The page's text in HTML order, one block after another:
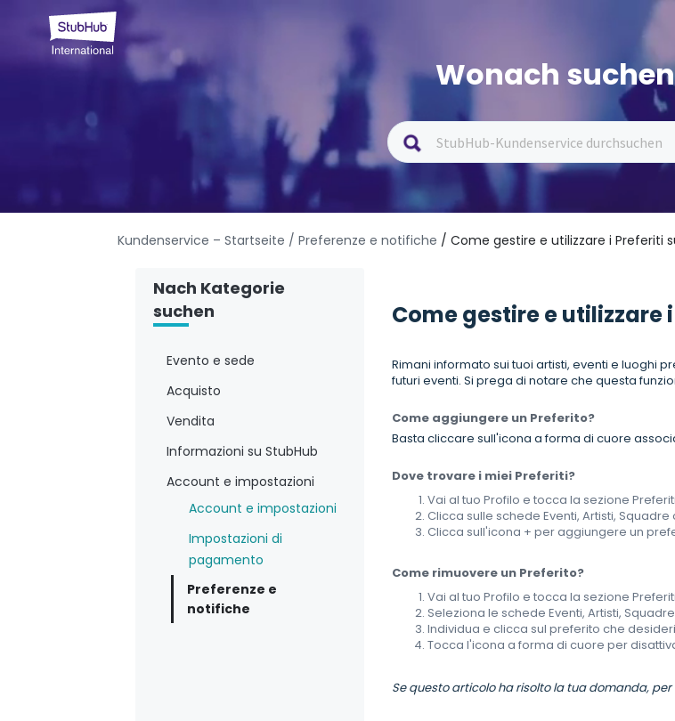
Wonach suchen
Kundenservice – Startseite / Preferenze e notifiche / Come gestire e utilizzare i Preferiti
Nach Kategorie
suchen
Evento e sede
Acquisto
Vendita
Informazioni su StubHub
Account e impostazioni
Account e impostazioni
Impostazioni di
pagamento
Preferenze e
notifiche
Come gestire e utilizzare
Rimani informato sui tuoi artisti, eventi e luoghi
futuri eventi. Si prega di notare che questa
Come aggiungere un Preferito?
Basta cliccare sull'icona a forma di cuore
Dove trovare i miei Preferiti?
Vai al tuo Profilo e tocca la sezione Preferiti
Clicca sulle schede Eventi, Artisti, Squadre
Clicca sull'icona + per aggiungere un
Come rimuovere un Preferito?
Vai al tuo Profilo e tocca la sezione Preferiti
Seleziona le schede Eventi, Artisti,
Individua e clicca sul preferito che
Tocca l'icona a forma di cuore per
Se questo articolo ha risolto la tua domanda,